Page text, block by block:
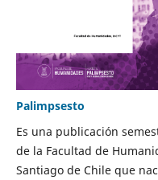
Palimpsesto
Es una publicación
de la Facultad de
Santiago de Chile que